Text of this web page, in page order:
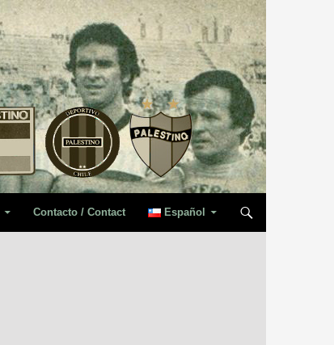
Contacto / Contact Español